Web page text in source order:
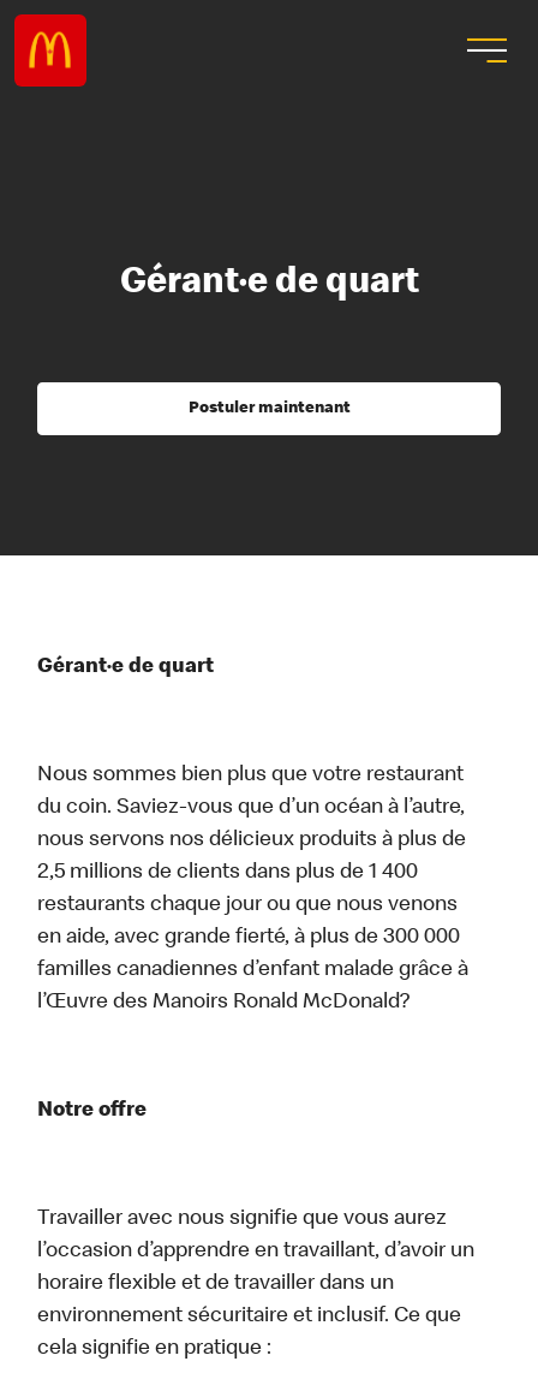
Gérant·e de quart
Postuler maintenant
Gérant·e de quart
Nous sommes bien plus que votre restaurant
du coin. Saviez-vous que d’un océan à l’autre,
nous servons nos délicieux produits à plus de
2,5 millions de clients dans plus de 1 400
restaurants chaque jour ou que nous venons
en aide, avec grande fierté, à plus de 300 000
familles canadiennes d’enfant malade grâce à
l’Œuvre des Manoirs Ronald McDonald?
Notre offre
Travailler avec nous signifie que vous aurez
l’occasion d’apprendre en travaillant, d’avoir un
horaire flexible et de travailler dans un
environnement sécuritaire et inclusif. Ce que
cela signifie en pratique :